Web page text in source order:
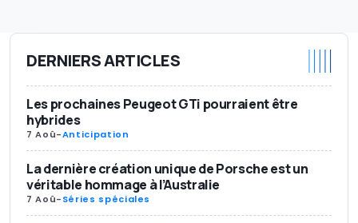
DERNIERS ARTICLES
Les prochaines Peugeot GTi pourraient être
hybrides
7 Aoû-Anticipation
La dernière création unique de Porsche est un
véritable hommage à l’Australie
7 Aoû-Séries spéciales